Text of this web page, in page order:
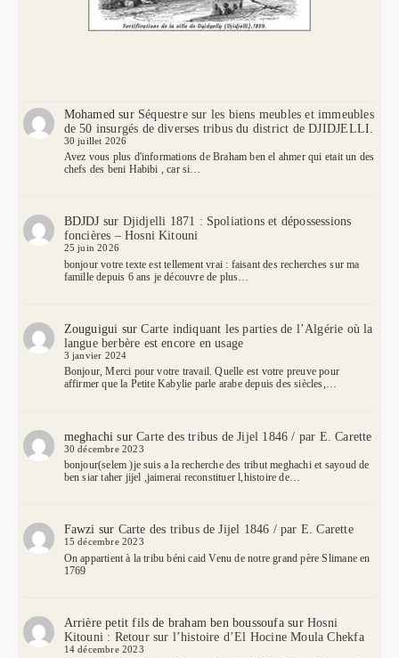
Mohamed sur Séquestre sur les biens meubles et immeubles
de 50 insurgés de diverses tribus du district de DJIDJELLI.
30 juillet 2026
Avez vous plus d'informations de Braham ben el ahmer qui etait un des
chefs des beni Habibi , car si…
BDJDJ sur Djidjelli 1871 : Spoliations et dépossessions
foncières – Hosni Kitouni
25 juin 2026
bonjour votre texte est tellement vrai : faisant des recherches sur ma
famille depuis 6 ans je découvre de plus…
Zouguigui surCarte indiquant les parties de l’Algérie où la
langue berbère est encore en usage
3 janvier 2024
Bonjour, Merci pour votre travail. Quelle est votre preuve pour
affirmer que la Petite Kabylie parle arabe depuis des siècles,…
meghachi surCarte des tribus de Jijel 1846 / par E. Carette
30 décembre 2023
bonjour(selem )je suis a la recherche des tribut meghachi et sayoud de
ben siar taher jijel ,jaimerai reconstituer l,histoire de…
Fawzi sur Carte des tribus de Jijel 1846 / par E. Carette
15 décembre 2023
On appartient à la tribu béni caid Venu de notre grand père Slimane en
1769
Arrière petit fils de braham ben boussoufasur Hosni
Kitouni : Retour sur l’histoire d’El Hocine Moula Chekfa
14 décembre 2023